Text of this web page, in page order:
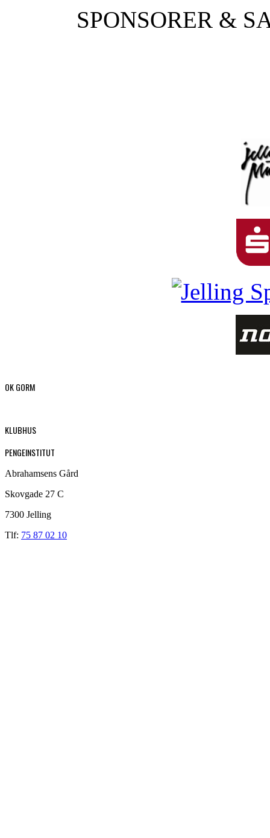
SPONSORER &
OK GORM
KLUBHUS
PENGEINSTITUT
Abrahamsens Gård
Skovgade 27 C
7300 Jelling
Tlf: 75 87 02 10